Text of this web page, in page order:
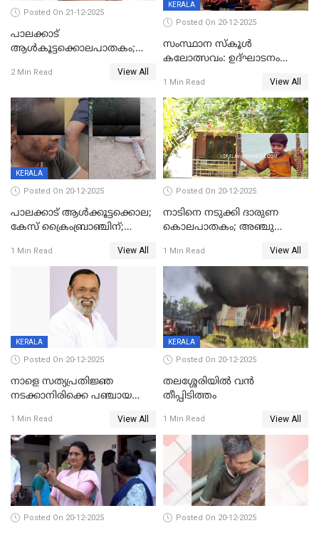
Posted On 21-12-2025
പാലക്കാട്‌
ആൾകൂട്ടക്കൊലപാതകം;
ഊർജ്ജിതമാക്കിമാക്കി
2 Min Read View All
KERALA
Posted On 20-12-2025
സംസ്ഥാന സ്കൂൾ
കലോത്സവം: ഉദ്ഘാടനം
മുഖ്യാതിഥിയായി
മോഹൻലാൽ
1 Min Read View All
KERALA
Posted On 20-12-2025
പാലക്കാട് ആൾക്കൂട്ടക്കൊല;
കേസ് ക്രൈംബ്രാഞ്ചിന്;
അന്വേഷിക്കും
1 Min Read View All
Posted On 20-12-2025
നാടിനെ നടുക്കി ദാരുണ
കൊലപാതകം; അഞ്ചു
കഴുത്തുഞെരിച്ച് കൊന്നു
1 Min Read View All
KERALA
Posted On 20-12-2025
നാളെ സത്യപ്രതിജ്ഞ
നടക്കാനിരിക്കെ പഞ്ചായത്ത്
1 Min Read View All
KERALA
Posted On 20-12-2025
തലശ്ശേരിയിൽ വൻ
തീപ്പിടിത്തം
1 Min Read View All
Posted On 20-12-2025 Posted On 20-12-2025